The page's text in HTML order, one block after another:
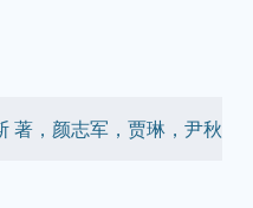
著，颜志军，贾琳，尹秋